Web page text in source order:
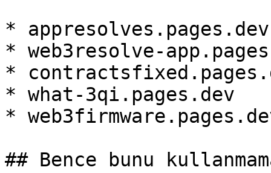
* appresolves.pages.dev
* web3resolve-
*
* what-3qi.pages.dev
*
## Bence bunu